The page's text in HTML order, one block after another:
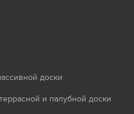
доски
и палубной доски